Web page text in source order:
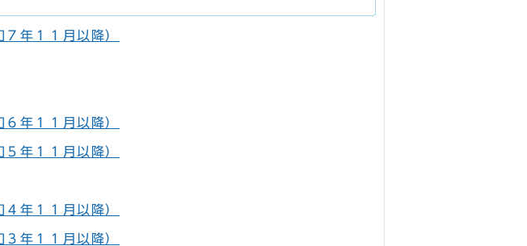
年１１月以降）
年１１月以降）
年１１月以降）
年１１月以降）
年１１月以降）